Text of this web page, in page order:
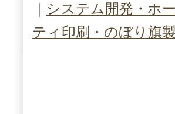
システム開発・ホ
ティ印刷・のぼり旗